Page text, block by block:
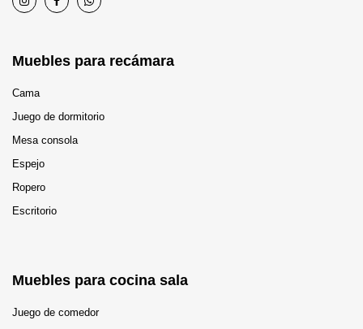
Muebles para recámara
Cama
Juego de dormitorio
Mesa consola
Espejo
Ropero
Escritorio
Muebles para cocina sala
Juego de comedor